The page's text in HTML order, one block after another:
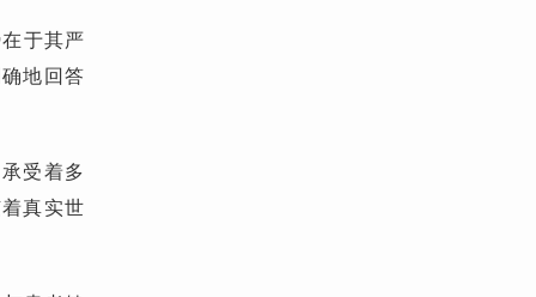
于其严
地回答
受着多
真实世